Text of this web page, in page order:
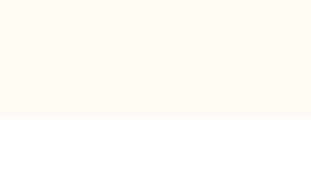
Avec un grand
crème solaire, et bien